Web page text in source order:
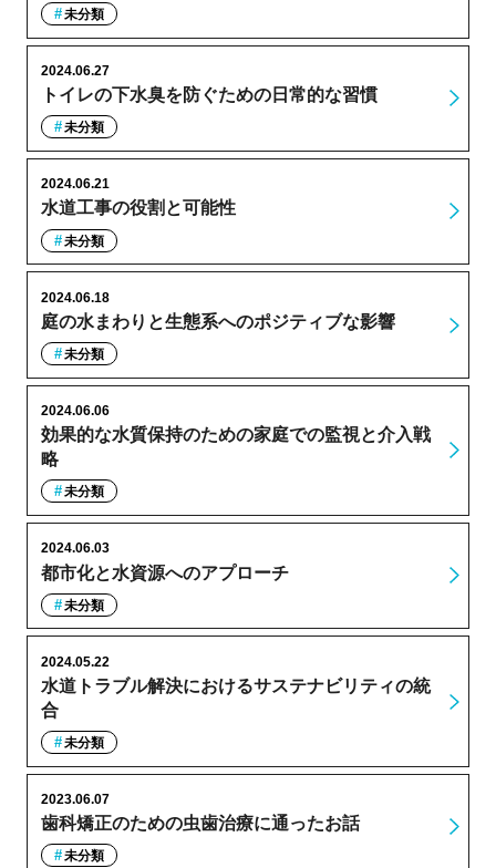
未分類
トイレの下水臭を防ぐための日常的な習慣
2024.06.27
未分類
水道工事の役割と可能性
2024.06.21
未分類
庭の水まわりと生態系へのポジティブな影響
2024.06.18
未分類
効果的な水質保持のための家庭での監視と介入戦
略
2024.06.06
未分類
都市化と水資源へのアプローチ
2024.06.03
未分類
水道トラブル解決におけるサステナビリティの統
合
2024.05.22
未分類
歯科矯正のための虫歯治療に通ったお話
2023.06.07
未分類